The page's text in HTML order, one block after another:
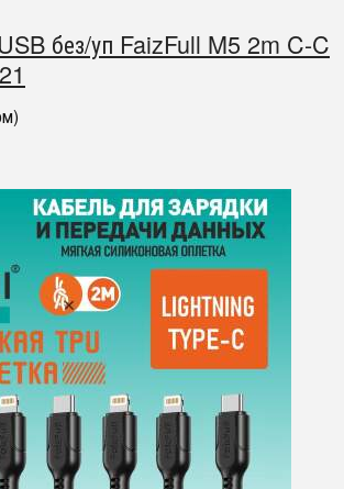
без/уп FaizFull M5 2m C-C